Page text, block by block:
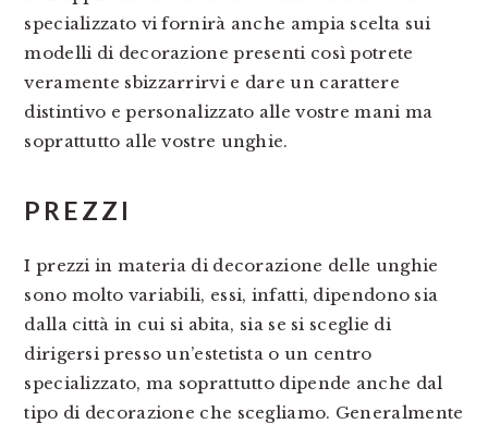
specializzato vi fornirà anche ampia scelta sui
modelli di decorazione presenti così potrete
veramente sbizzarrirvi e dare un carattere
distintivo e personalizzato alle vostre mani ma
soprattutto alle vostre unghie.
PREZZI
I prezzi in materia di decorazione delle unghie
sono molto variabili, essi, infatti, dipendono sia
dalla città in cui si abita, sia se si sceglie di
dirigersi presso un’estetista o un centro
specializzato, ma soprattutto dipende anche dal
tipo di decorazione che scegliamo. Generalmente